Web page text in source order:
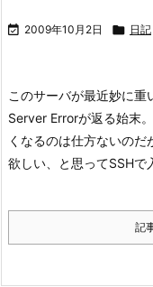
 2009年10月2日  日記
このサーバが最近妙に
Server Errorが返る始末
くなるのは仕方ないの
欲しい、と思ってSSHで
記